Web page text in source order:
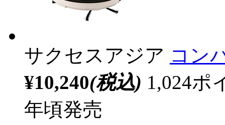
サクセスアジア コン
¥10,240(税込) 1,024ポ
年頃発売